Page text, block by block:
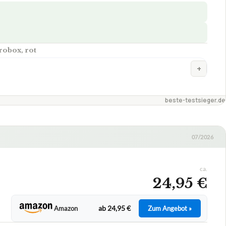
rot
+
beste-testsieger.de
07/2026
ca.
24,95 €
Amazon ab 24,95 € Zum Angebot »